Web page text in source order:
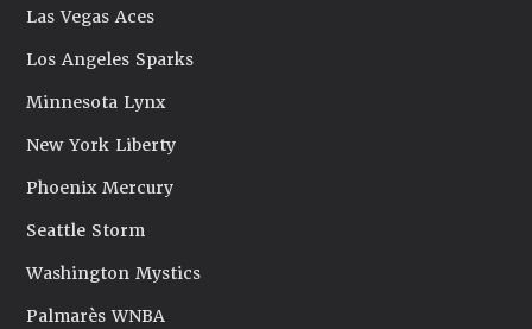
Las Vegas Aces
Los Angeles Sparks
Minnesota Lynx
New York Liberty
Phoenix Mercury
Seattle Storm
Washington Mystics
Palmarès WNBA